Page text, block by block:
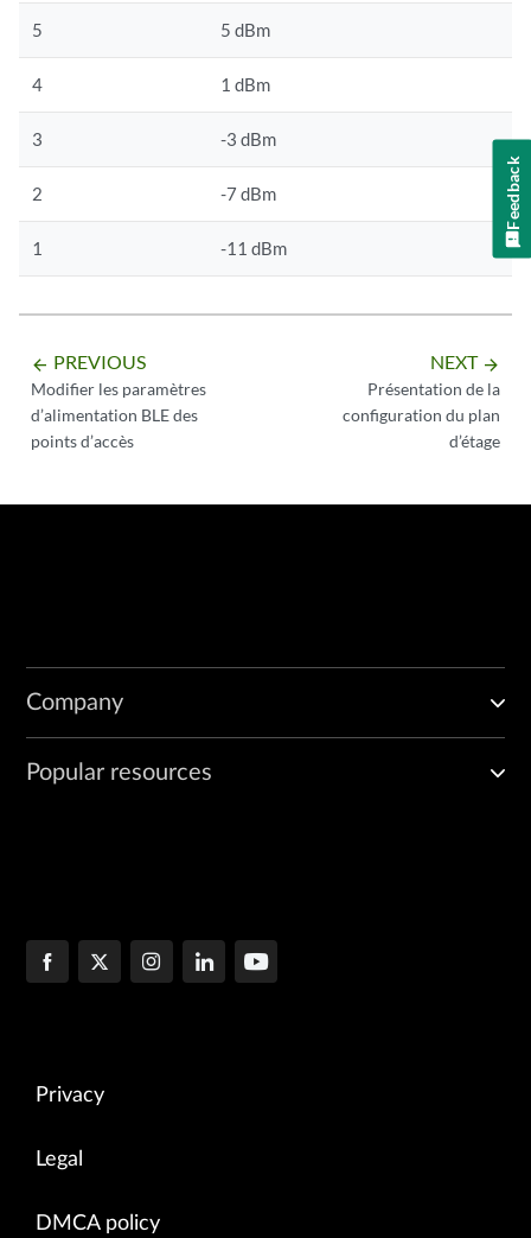
5 5 dBm
4 1 dBm
3 -3 dBm
2 -7 dBm
1 -11 dBm
arrow_backward PREVIOUS
Modifier les paramètres
d’alimentation BLE des
points d’accès
NEXT arrow_forward
Présentation de la
configuration du plan
d’étage
Company
Popular resources
Privacy
Legal
DMCA policy
Feedback